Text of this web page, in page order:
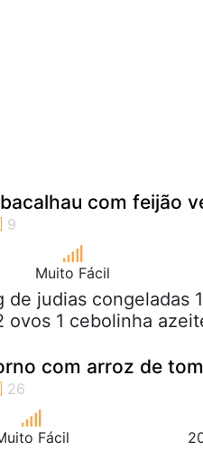
com feijão
Muito Fácil
de judias congeladas
ovos 1 cebolinha
com arroz de
Fácil